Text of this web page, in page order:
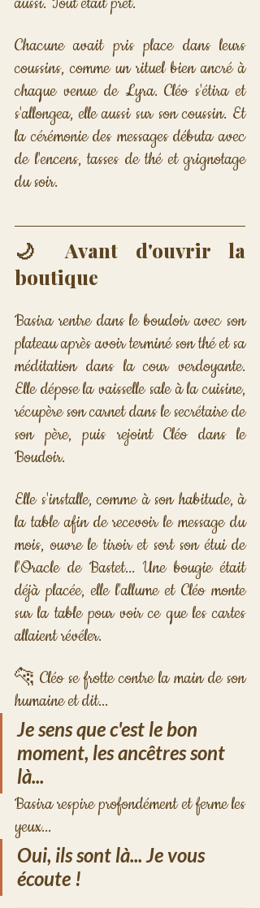
Chacune avait pris place dans leurs
coussins, comme un rituel bien ancré à
chaque venue de Lyra. Cléo s'étira et
s'allongea, elle aussi sur son coussin. Et
la cérémonie des messages débuta avec
de l'encens, tasses de thé et grignotage
du soir.
🌙 Avant d'ouvrir la
boutique
Basira rentre dans le boudoir avec son
plateau après avoir terminé son thé et sa
méditation dans la cour verdoyante.
Elle dépose la vaisselle sale à la cuisine,
récupère son carnet dans le secrétaire de
son père, puis rejoint Cléo dans le
Boudoir.
Elle s'installe, comme à son habitude, à
la table afin de recevoir le message du
mois, ouvre le tiroir et sort son étui de
l'Oracle de Bastet... Une bougie était
déjà placée, elle l'allume et Cléo monte
sur la table pour voir ce que les cartes
allaient révéler.
🐆 Cléo se frotte contre la main de son
humaine et dit...
Je sens que c'est le bon
moment, les ancêtres sont
là...
Basira respire profondément et ferme les
yeux...
Oui, ils sont là... Je vous
écoute !